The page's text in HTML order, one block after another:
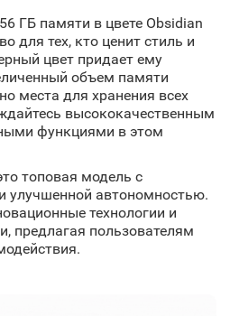
ГБ памяти в цвете Obsidian
для тех, кто ценит стиль и
цвет придает ему
объем памяти
места для хранения всех
высококачественным
функциями в этом
топовая модель с
улучшенной автономностью.
технологии и
предлагая пользователям